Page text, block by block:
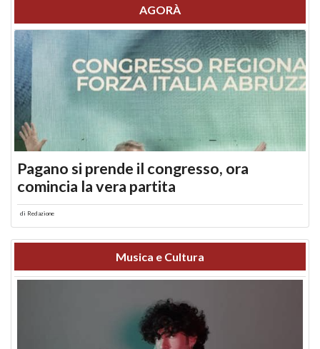
AGORÀ
Pagano si prende il congresso, ora
comincia la vera partita
di Redazione
Musica e Cultura